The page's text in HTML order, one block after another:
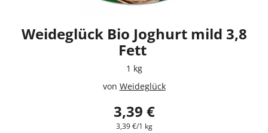
Weideglück Bio Joghurt mild 3,8
Fett
1 kg
von Weideglück
3,39 €
3,39 €/1 kg